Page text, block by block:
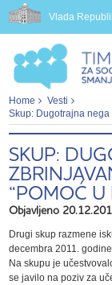
Vlada
Home
Vesti
Skup: Dugotrajna
SKUP:
“POMOĆ U
Objavljeno
Drugi skup razmene
decembra 2011.
Na skupu je
se javilo na poziv za